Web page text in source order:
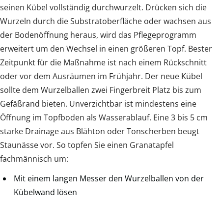
seinen Kübel vollständig durchwurzelt. Drücken sich die
Wurzeln durch die Substratoberfläche oder wachsen aus
der Bodenöffnung heraus, wird das Pflegeprogramm
erweitert um den Wechsel in einen größeren Topf. Bester
Zeitpunkt für die Maßnahme ist nach einem Rückschnitt
oder vor dem Ausräumen im Frühjahr. Der neue Kübel
sollte dem Wurzelballen zwei Fingerbreit Platz bis zum
Gefäßrand bieten. Unverzichtbar ist mindestens eine
Öffnung im Topfboden als Wasserablauf. Eine 3 bis 5 cm
starke Drainage aus Blähton oder Tonscherben beugt
Staunässe vor. So topfen Sie einen Granatapfel
fachmännisch um:
Mit einem langen Messer den Wurzelballen von der
Kübelwand lösen